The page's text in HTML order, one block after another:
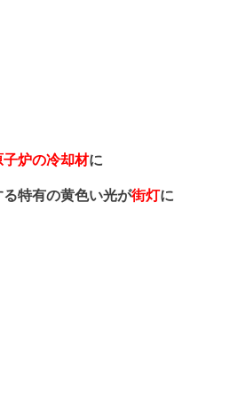
子炉の冷却材に
特有の黄色い光が街灯に